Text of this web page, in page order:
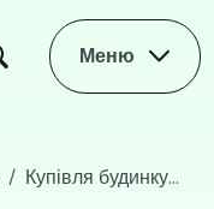
Меню
​​Купівля будинку в Сполучених Штатах